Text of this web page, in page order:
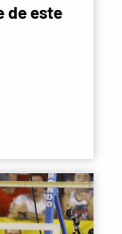
de este